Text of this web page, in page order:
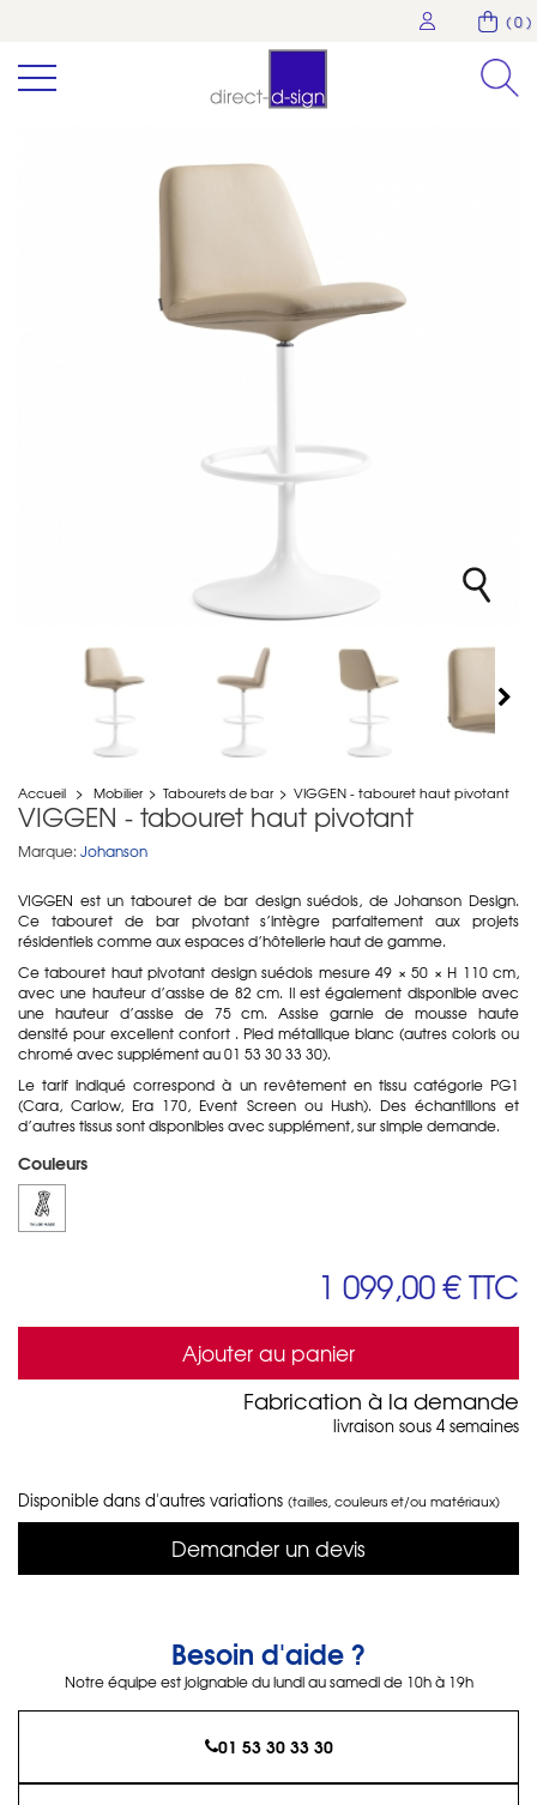
( 0 )
Accueil > Mobilier > Tabourets de bar > VIGGEN - tabouret haut pivotant
VIGGEN - tabouret haut pivotant
Marque: Johanson
VIGGEN est un tabouret de bar design suédois, de Johanson Design.
Ce tabouret de bar pivotant s’intègre parfaitement aux projets
résidentiels comme aux espaces d’hôtellerie haut de gamme.
Ce tabouret haut pivotant design suédois mesure 49 × 50 × H 110 cm,
avec une hauteur d’assise de 82 cm. Il est également disponible avec
une hauteur d’assise de 75 cm. Assise garnie de mousse haute
densité pour excellent confort . Pied métallique blanc (autres coloris ou
chromé avec supplément au 01 53 30 33 30).
Le tarif indiqué correspond à un revêtement en tissu catégorie PG1
(Cara, Carlow, Era 170, Event Screen ou Hush). Des échantillons et
d’autres tissus sont disponibles avec supplément, sur simple demande.
Couleurs
1 099,00 €TTC
Ajouter au panier
Fabrication à la demande
livraison sous 4 semaines
Disponible dans d'autres variations (tailles, couleurs et/ou matériaux)
Demander un devis
Besoin d'aide ?
Notre équipe est joignable du lundi au samedi de 10h à 19h
01 53 30 33 30